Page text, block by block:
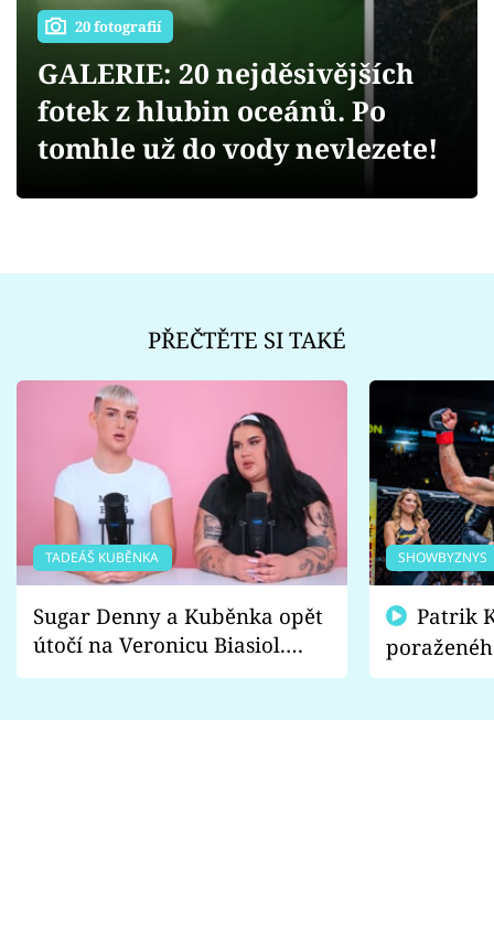
Videa
Sledujte prima+
20 fotografií
GALERIE: 20 nejděsivějších
fotek z hlubin oceánů. Po
tomhle už do vody nevlezete!
PŘEČTĚTE SI TAKÉ
TADEÁŠ KUBĚNKA
Sugar Denny a Kuběnka opět
útočí na Veronicu Biasiol.
Proč je podle nich falešná a
SHOWBYZNYS
fanoušci